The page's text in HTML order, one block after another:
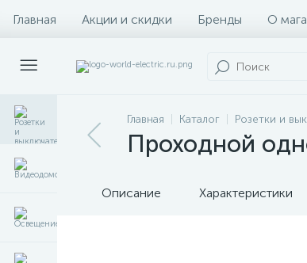
Главная Акции и скидки Бренды О
Главная Каталог Розетки и
Проходной
Описание Характеристики